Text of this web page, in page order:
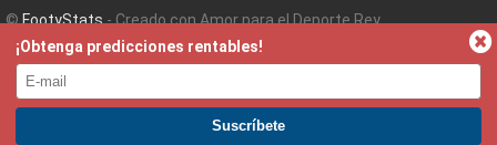
©FootyStats- Creado con Amor para el Deporte Rey
Contáctanos
Sobre nosotros Ayuda
Terms & Conditions (English)
News (English)
ÚNETE A PREMIUM. GANA AHORA.
¡Obtenga predicciones rentables!